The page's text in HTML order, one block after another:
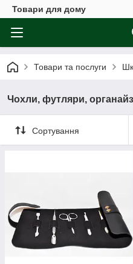
Товари для дому
Товари та послуги
Чохли, футляри,
Сортування